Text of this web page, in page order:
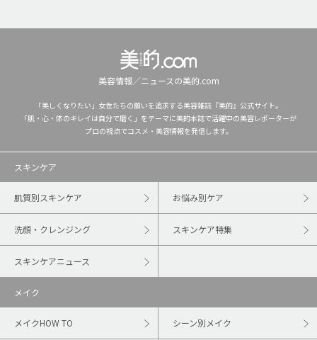
美容情報／ニュースの美的.com
「美しくなりたい」女性たちの願いを追求する美容雑誌『美的』公式サイト。
「肌・心・体のキレイは自分で磨く」をテーマに美的本誌で活躍中の美容レポーターが
プロの視点でコスメ・美容情報を発信します。
スキンケア
肌質別スキンケア お悩み別ケア
洗顔・クレンジング スキンケア特集
スキンケアニュース
メイク
メイクHOW TO シーン別メイク